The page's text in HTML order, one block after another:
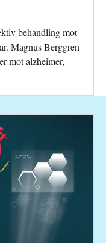
behandling mot
Magnus Berggren
mot alzheimer,